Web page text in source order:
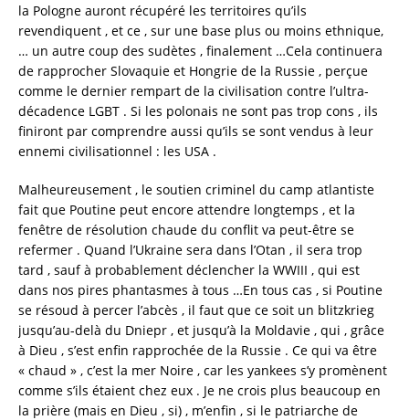
la Pologne auront récupéré les territoires qu’ils
revendiquent , et ce , sur une base plus ou moins ethnique,
… un autre coup des sudètes , finalement …Cela continuera
de rapprocher Slovaquie et Hongrie de la Russie , perçue
comme le dernier rempart de la civilisation contre l’ultra-
décadence LGBT . Si les polonais ne sont pas trop cons , ils
finiront par comprendre aussi qu’ils se sont vendus à leur
ennemi civilisationnel : les USA .
Malheureusement , le soutien criminel du camp atlantiste
fait que Poutine peut encore attendre longtemps , et la
fenêtre de résolution chaude du conflit va peut-être se
refermer . Quand l’Ukraine sera dans l’Otan , il sera trop
tard , sauf à probablement déclencher la WWIII , qui est
dans nos pires phantasmes à tous …En tous cas , si Poutine
se résoud à percer l’abcès , il faut que ce soit un blitzkrieg
jusqu’au-delà du Dniepr , et jusqu’à la Moldavie , qui , grâce
à Dieu , s’est enfin rapprochée de la Russie . Ce qui va être
« chaud » , c’est la mer Noire , car les yankees s’y promènent
comme s’ils étaient chez eux . Je ne crois plus beaucoup en
la prière (mais en Dieu , si) , m’enfin , si le patriarche de